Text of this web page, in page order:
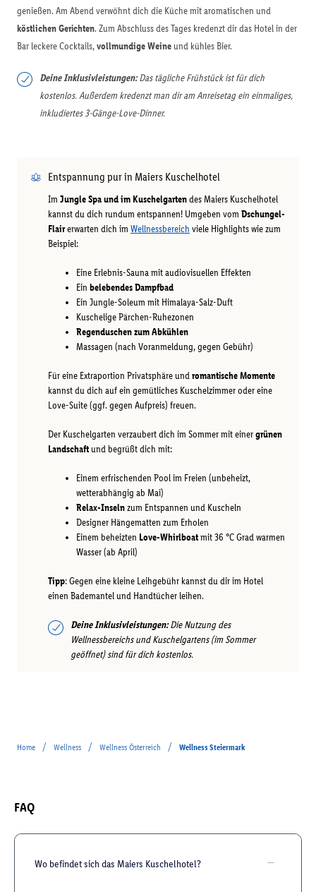
genießen. Am Abend verwöhnt dich die Küche mit aromatischen und
köstlichen Gerichten. Zum Abschluss des Tages kredenzt dir das Hotel in der
Bar leckere Cocktails,vollmundige Weine und kühles Bier.
Deine Inklusivleistungen:Das tägliche Frühstück ist für dich
kostenlos. Außerdem kredenzt man dir am Anreisetag ein einmaliges,
inkludiertes 3-Gänge-Love-Dinner.
Entspannung pur in Maiers Kuschelhotel
Im Jungle Spa und im Kuschelgartendes Maiers Kuschelhotel
kannst du dich rundum entspannen! Umgeben vom Dschungel-
Flairerwarten dich im Wellnessbereich viele Highlights wie zum
Beispiel:
Eine Erlebnis-Sauna mit audiovisuellen Effekten
Ein belebendes Dampfbad
Ein Jungle-Soleum mit Himalaya-Salz-Duft
Kuschelige Pärchen-Ruhezonen
Regenduschen zum Abkühlen
Massagen (nach Voranmeldung, gegen Gebühr)
Für eine Extraportion Privatsphäre undromantische Momente
kannst du dich auf ein gemütliches Kuschelzimmer oder eine
Love-Suite (ggf. gegen Aufpreis) freuen.
Der Kuschelgarten verzaubert dich im Sommer mit einergrünen
Landschaft und begrüßt dich mit:
Einem erfrischenden Pool im Freien (unbeheizt,
wetterabhängig ab Mai)
Relax-Inselnzum Entspannen und Kuscheln
Designer Hängematten zum Erholen
Einem beheizten Love-Whirlboatmit 36 °C Grad warmen
Wasser (ab April)
Tipp: Gegen eine kleine Leihgebühr kannst du dir im Hotel
einen Bademantel und Handtücher leihen.
Deine Inklusivleistungen:Die Nutzung des
Wellnessbereichs und Kuschelgartens (im Sommer
geöffnet) sind für dich kostenlos.
Home / Wellness / Wellness Österreich / Wellness Steiermark
FAQ
Wo befindet sich das Maiers Kuschelhotel?